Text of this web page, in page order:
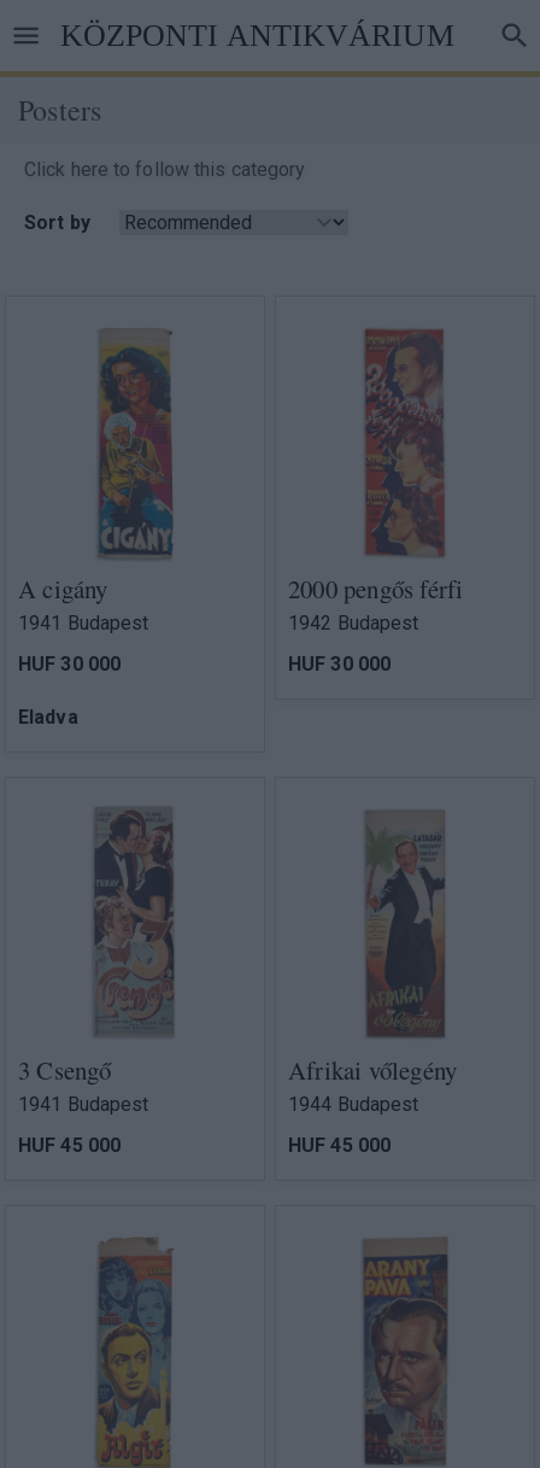
to
main
content
KÖZPONTI ANTIKVÁRIUM
Breadcrumb
Posters
Click here to follow this category
Sort by
A cigány
1941 Budapest
HUF 30 000
Eladva
2000 pengős férfi
1942 Budapest
HUF 30 000
3 Csengő
1941 Budapest
HUF 45 000
Afrikai vőlegény
1944 Budapest
HUF 45 000